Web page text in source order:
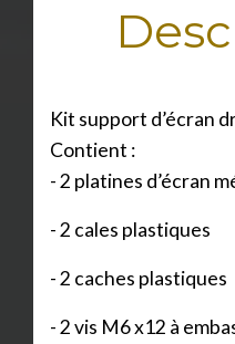
Kit support d’écran
Contient :
- 2 platines d’écran
- 2 cales plastiques
- 2 caches plastiques
- 2 vis M6 x12 à